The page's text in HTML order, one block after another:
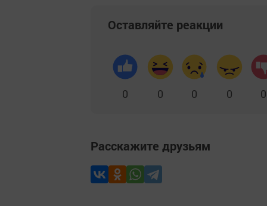
Оставляйте реакции
0 0 0 0 0
Расскажите друзьям